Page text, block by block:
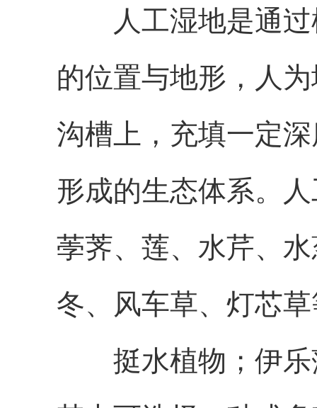
人工湿地是通
的位置与地形，人
沟槽上，充填一定
形成的生态体系。
荸荠、莲、水芹、
冬、风车草、灯芯
挺水植物；伊